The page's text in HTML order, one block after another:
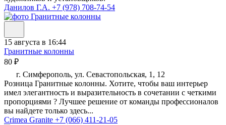
Данилов Г.А. +7 (978) 708-74-54
15 августа в 16:44
Гранитные колонны
80 ₽
г. Симферополь, ул. Севастопольская, 1, 12
Розница Гранитные колонны. Хотите, чтобы ваш интерьер
имел элегантность и выразительность в сочетании с четкими
пропорциями ? Лучшее решение от команды профессионалов
вы найдете только здесь...
Crimea Granite +7 (066) 411-21-05